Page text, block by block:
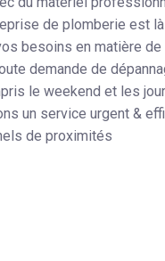
de plomberie est
besoins en matière de
demande de
le weekend et les
un service urgent &
de proximités